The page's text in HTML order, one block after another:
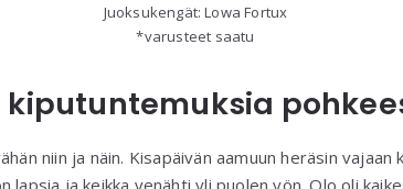
Juoksukengät: Lowa Fortux
*varusteet saatu
niin ja näin. Kisapäivän aamuun heräsin vajaan